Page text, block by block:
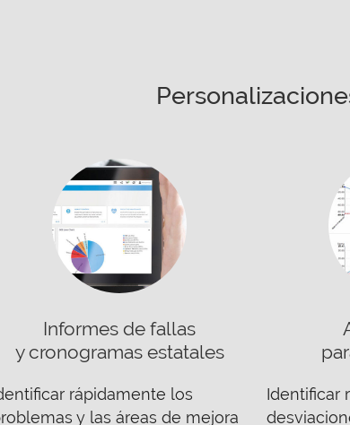
Informes de fallas
y cronogramas estatales
rápidamente los
y las áreas de mejora
Identificar